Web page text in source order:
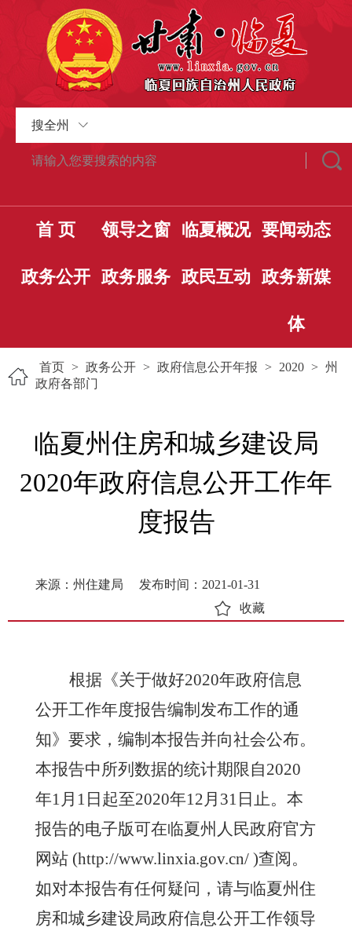
搜全州
首 页 领导之窗 临夏概况 要闻动态
政务公开 政务服务 政民互动 政务新媒
体
首页 > 政务公开 > 政府信息公开年报 > 2020 > 州
政府各部门
临夏州住房和城乡建设局
2020年政府信息公开工作年
度报告
来源：州住建局
发布时间：2021-01-31
收藏
根据《关于做好2020年政府信息
公开工作年度报告编制发布工作的通
知》要求，编制本报告并向社会公布。
本报告中所列数据的统计期限自2020
年1月1日起至2020年12月31日止。本
报告的电子版可在临夏州人民政府官方
网站 (http://www.linxia.gov.cn/ )查阅。
如对本报告有任何疑问，请与临夏州住
房和城乡建设局政府信息公开工作领导